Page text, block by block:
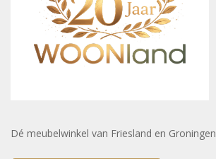
Dé meubelwinkel van Friesland en Groningen